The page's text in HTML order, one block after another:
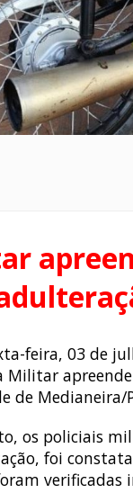
feira, 03 de
Militar
de Medianeira/
os policiais
foi
verificadas